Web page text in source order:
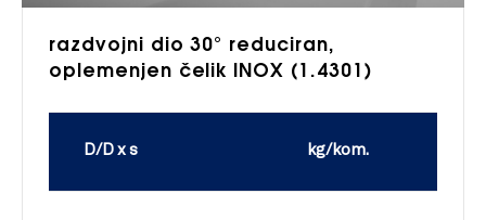
razdvojni dio 30° reduciran,
oplemenjen čelik INOX (1.4301)
D/D x s kg/kom.